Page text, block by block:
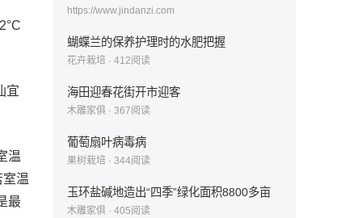
宜
温
温
最
https://www.jindanzi.com
蝴蝶兰的保养护理时的水肥把握
花卉栽培 · 412阅读
海田迎春花街开市迎客
木雕家俱 · 367阅读
葡萄扇叶病毒病
果树栽培 · 344阅读
玉环盐碱地造出“四季”绿化面积8800多亩
木雕家俱 · 405阅读